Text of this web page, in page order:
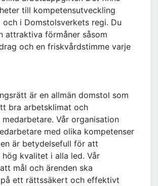
till kompetensutveckling
och i Domstolsverkets regi. Du
attraktiva förmåner såsom
och en friskvårdstimme varje
är en allmän domstol som
bra arbetsklimat och
Vår organisation
med olika kompetenser
är betydelsefull för att
kvalitet i alla led. Vår
mål och ärenden ska
på ett rättssäkert och effektivt